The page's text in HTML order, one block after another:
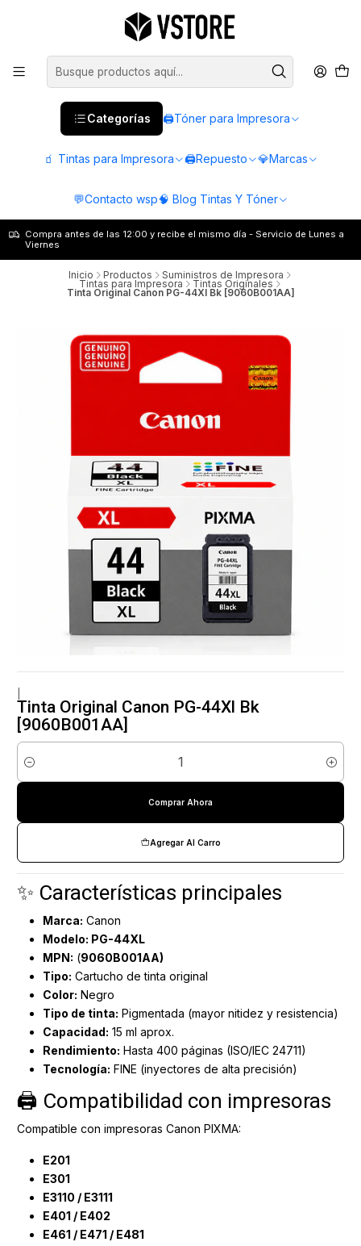
Categorías 🖨️Tóner para Impresora
🧃 Tintas para Impresora 🖨️Repuesto 💎Marcas
💬Contacto wsp🧠 Blog Tintas Y Tóner
Compra antes de las 12:00 y recibe el mismo día - Servicio de Lunes a
Viernes
Inicio Productos Suministros de Impresora
Tintas para Impresora Tintas Originales
Tinta Original Canon PG-44Xl Bk [9060B001AA]
Tinta Original Canon PG-44Xl Bk
[9060B001AA]
Cantidad
Agregar Al Carro
Comprar Ahora
✨ Características principales
Marca: Canon
Modelo: PG-44XL
MPN: (9060B001AA)
Tipo: Cartucho de tinta original
Color: Negro
Tipo de tinta: Pigmentada (mayor nitidez y resistencia)
Capacidad: 15 ml aprox.
Rendimiento: Hasta 400 páginas (ISO/IEC 24711)
Tecnología: FINE (inyectores de alta precisión)
🖨️ Compatibilidad con impresoras
Compatible con impresoras Canon PIXMA:
E201
E301
E3110 / E3111
E401 / E402
E461 / E471 / E481